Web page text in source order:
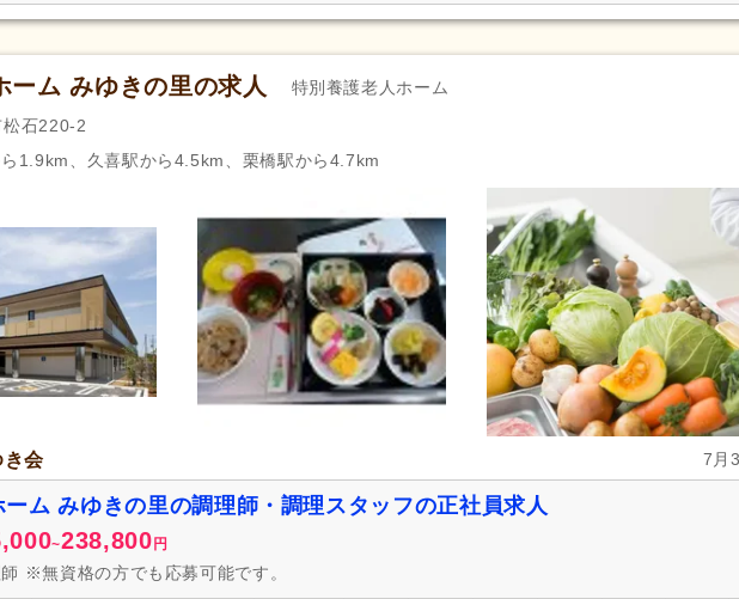
ーム みゆきの里の求人 特別養護老人ホーム
石220-2
1.9km、久喜駅から4.5km、栗橋駅から4.7km
き会 7月
ム みゆきの里の調理師・調理スタッフの正社員求人
~238,800 円
※無資格の方でも応募可能です。